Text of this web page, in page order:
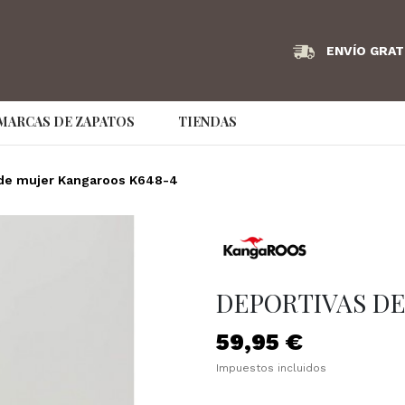
ENVÍO
DE ZAPATOS
Bikkembergs
Couture Brand
TIENDAS
mujer Kangaroos K648-4
DEPORTIVAS
59,95 €
Impuestos incluidos